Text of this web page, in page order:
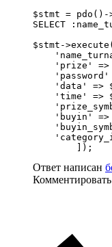
$stmt =
SELECT
$stmt-
'prize' =>
'password'
'data' =>
'time' =>
'buyin' =>
	]);
Ответ написан
Комментировать